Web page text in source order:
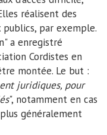
réalisent des
par exemple.
a enregistré
Cordistes en
montée. Le but :
juridiques, pour
", notamment en cas
généralement